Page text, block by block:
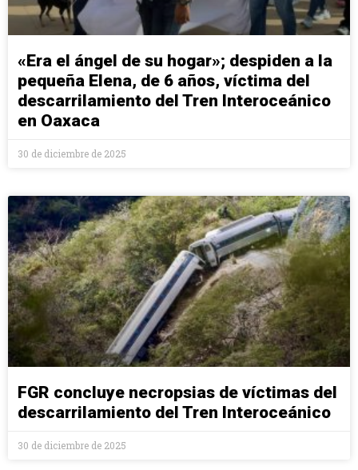
«Era el ángel de su hogar»; despiden a la
pequeña Elena, de 6 años, víctima del
descarrilamiento del Tren Interoceánico
en Oaxaca
30 de diciembre de 2025
FGR concluye necropsias de víctimas del
descarrilamiento del Tren Interoceánico
30 de diciembre de 2025